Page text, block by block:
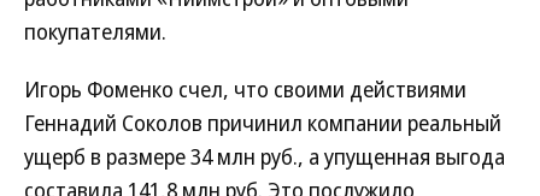
покупателями.
Игорь Фоменко счел, что своими действиями
Геннадий Соколов причинил компании реальный
ущерб в размере 34 млн руб., а упущенная выгода
составила 141,8 млн руб. Это послужило